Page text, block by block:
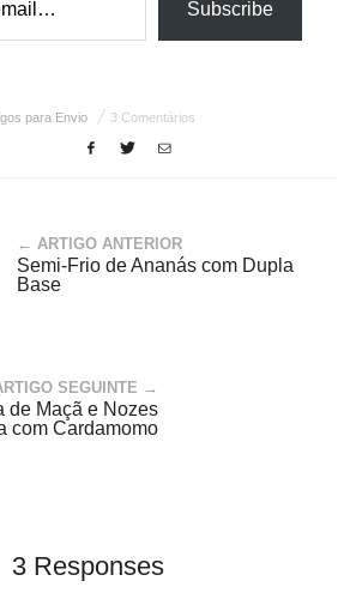
Subscribe
para Envio 3 Comentários
← ARTIGO ANTERIOR
Semi-Frio de Ananás com Dupla
Base
SEGUINTE →
de Maçã e Nozes
com Cardamomo
3 Responses